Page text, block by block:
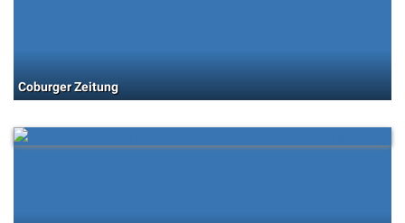
Coburger Zeitung